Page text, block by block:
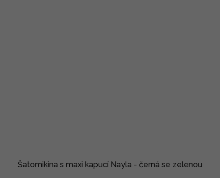
Šatomikina s maxi kapucí Nayla - černá se zelenou